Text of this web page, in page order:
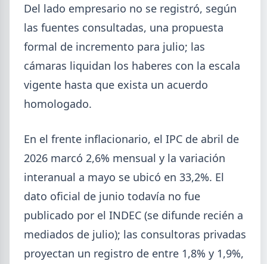
ADIMRA
Informe ADIMRA junio 2026: la
producción metalúrgica cayó 4,6%
La producción metalúrgica acumula una baja de
5,7% en 2026 y la capacidad instalada bajó a 40,8%,
Del lado empresario no se registró, según
las fuentes consultadas, una propuesta
formal de incremento para julio; las
cámaras liquidan los haberes con la escala
vigente hasta que exista un acuerdo
homologado.
En el frente inflacionario, el IPC de abril de
2026 marcó 2,6% mensual y la variación
interanual a mayo se ubicó en 33,2%. El
dato oficial de junio todavía no fue
publicado por el INDEC (se difunde recién a
mediados de julio); las consultoras privadas
proyectan un registro de entre 1,8% y 1,9%,